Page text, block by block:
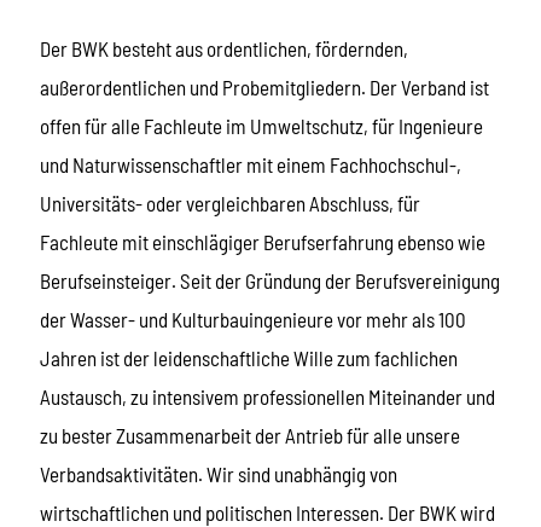
Der BWK besteht aus ordentlichen, fördernden,
außerordentlichen und Probemitgliedern. Der Verband ist
offen für alle Fachleute im Umweltschutz, für Ingenieure
und Naturwissenschaftler mit einem Fachhochschul-,
Universitäts- oder vergleichbaren Abschluss, für
Fachleute mit einschlägiger Berufserfahrung ebenso wie
Berufseinsteiger. Seit der Gründung der Berufsvereinigung
der Wasser- und Kulturbauingenieure vor mehr als 100
Jahren ist der leidenschaftliche Wille zum fachlichen
Austausch, zu intensivem professionellen Miteinander und
zu bester Zusammenarbeit der Antrieb für alle unsere
Verbandsaktivitäten. Wir sind unabhängig von
wirtschaftlichen und politischen Interessen. Der BWK wird